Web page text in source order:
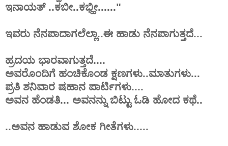
ಇನಾಯತ್ ..ಕಬೀ..ಕಭ್ಹೀ......"
ಇವರು ನೆನಪಾದಾಗಲೆಲ್ಲಾ..ಈ ಹಾಡು ನೆನಪಾಗುತ್ತದೆ...
ಹ್ರದಯ ಭಾರವಾಗುತ್ತದೆ....
ಅವರೊಂದಿಗೆ ಹಂಚಿಕೊಂಡ ಕ್ಷಣಗಳು..ಮಾತುಗಳು...
ಪ್ರತಿ ಶನಿವಾರ ಷಹಾನ ಪಾರ್ಟಿಗಳು....
ಅವನ ಹೆಂಡತಿ... ಅವನನ್ನು ಬಿಟ್ಟು ಓಡಿ ಹೋದ ಕಥೆ..
..ಅವನ ಹಾಡುವ ಶೋಕ ಗೀತೆಗಳು.....